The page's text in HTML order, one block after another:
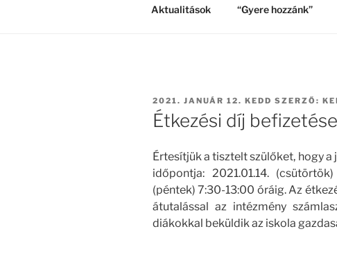
Aktualitások “Gyere hozzánk”
BEKÜLDVE:
2021. JANUÁR 12. KEDD SZERZŐ:
Étkezési díj befizetése
Értesítjük a tisztelt szülőket, hogy
időpontja: 2021.01.14.
(péntek) 7:30-13:00 óráig. Az
átutalással az intézmény
diákokkal beküldik az iskola